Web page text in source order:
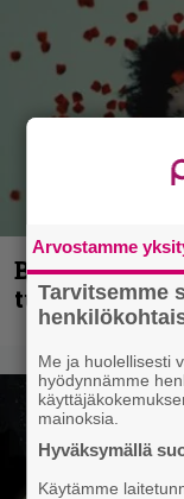
Blind
tuplasingle
Arvostamme
Tarvitsemme
Me ja huolellisesti
hyödynnämme
mainoksia.
Hyväksymällä
Käytämme